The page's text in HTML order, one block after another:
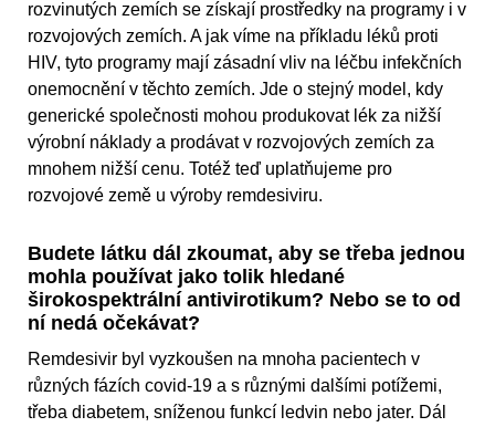
rozvinutých zemích se získají prostředky na programy i v
rozvojových zemích. A jak víme na příkladu léků proti
HIV, tyto programy mají zásadní vliv na léčbu infekčních
onemocnění v těchto zemích. Jde o stejný model, kdy
generické společnosti mohou produkovat lék za nižší
výrobní náklady a prodávat v rozvojových zemích za
mnohem nižší cenu. Totéž teď uplatňujeme pro
rozvojové země u výroby remdesiviru.
Budete látku dál zkoumat, aby se třeba jednou
mohla používat jako tolik hledané
širokospektrální antivirotikum? Nebo se to od
ní nedá očekávat?
Remdesivir byl vyzkoušen na mnoha pacientech v
různých fázích covid-19 a s různými dalšími potížemi,
třeba diabetem, sníženou funkcí ledvin nebo jater. Dál